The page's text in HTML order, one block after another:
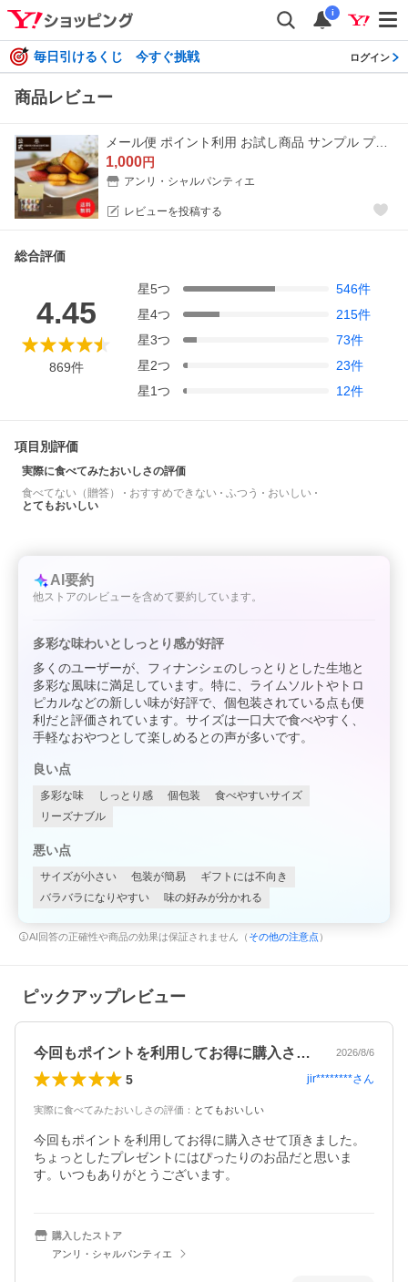
i
毎日引けるくじ 今すぐ挑戦 ログイン
商品レビュー
メール便 ポイント利用 お試し商品 サンプル プチギフト 1000円 ポッキリ お菓子 スイーツ アンリ プティ・ガトー・アソルティ 12個入ポストインHPG-10PIN
1,000円
アンリ・シャルパンティエ
レビューを投稿する
総合評価
4.45
869件
星5つ 546件
星4つ 215件
星3つ 73件
星2つ 23件
星1つ 12件
項目別評価
実際に食べてみたおいしさの評価
食べてない（贈答）
おすすめできない ふつう
おいしい
とてもおいしい
AI要約
他ストアのレビューを含めて要約しています。
多彩な味わいとしっとり感が好評
多くのユーザーが、フィナンシェのしっとりとした生地と
多彩な風味に満足しています。特に、ライムソルトやトロ
ピカルなどの新しい味が好評で、個包装されている点も便
利だと評価されています。サイズは一口大で食べやすく、
手軽なおやつとして楽しめるとの声が多いです。
良い点
多彩な味 しっとり感 個包装
食べやすいサイズ
リーズナブル
悪い点
サイズが小さい 包装が簡易
ギフトには不向き
バラバラになりやすい
味の好みが分かれる
AI回答の正確性や商品の効果は保証されません（ その他の注意点 ）
ピックアップレビュー
今回もポイントを利用してお得に購入させ… 2026/8/6
5 jir********さん
実際に食べてみたおいしさの評価 ： とてもおいしい
今回もポイントを利用してお得に購入させて頂きました。
ちょっとしたプレゼントにはぴったりのお品だと思いま
す。いつもありがとうございます。
購入したストア
アンリ・シャルパンティエ